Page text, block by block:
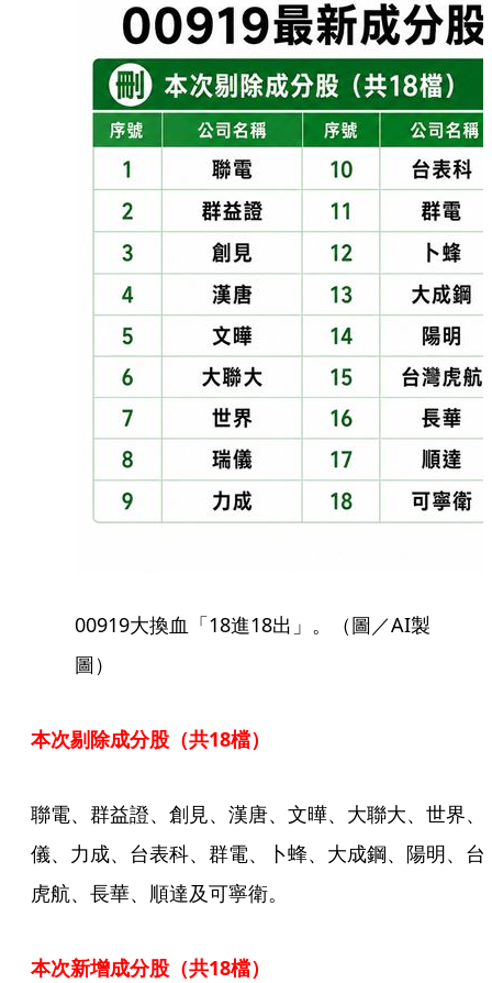
00919大換血「18進18出」。（圖／AI製
圖）
本次剔除成分股（共18檔）
聯電、群益證、創見、漢唐、文曄、大聯大、世界、
儀、力成、台表科、群電、卜蜂、大成鋼、陽明、台
虎航、長華、順達及可寧衛。
本次新增成分股（共18檔）